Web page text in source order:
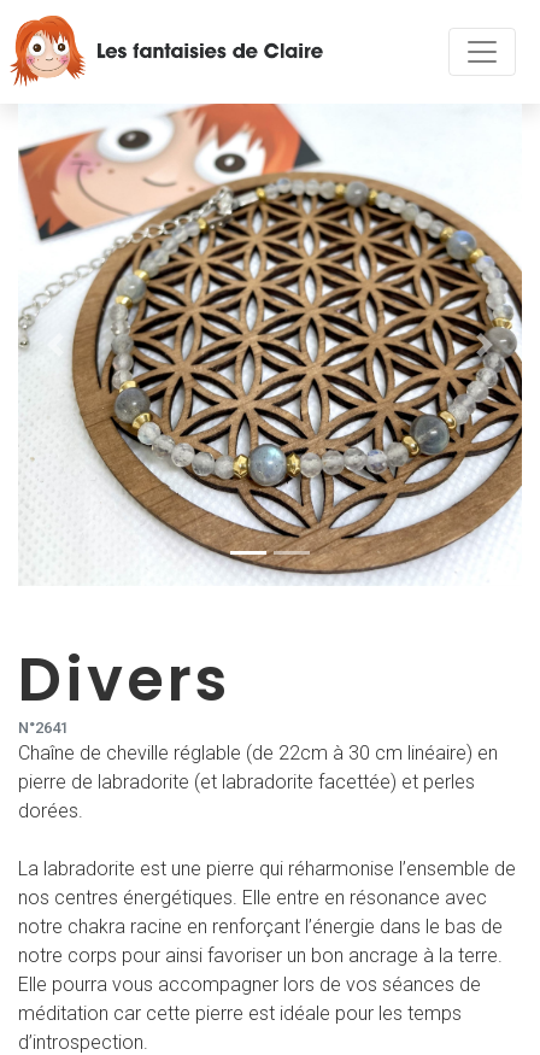
Précédent
Divers
N°2641
Chaîne de cheville réglable (de 22cm à 30 cm linéaire) en
pierre de labradorite (et labradorite facettée) et perles
dorées.
La labradorite est une pierre qui réharmonise l’ensemble de
nos centres énergétiques. Elle entre en résonance avec
notre chakra racine en renforçant l’énergie dans le bas de
notre corps pour ainsi favoriser un bon ancrage à la terre.
Elle pourra vous accompagner lors de vos séances de
méditation car cette pierre est idéale pour les temps
d’introspection.